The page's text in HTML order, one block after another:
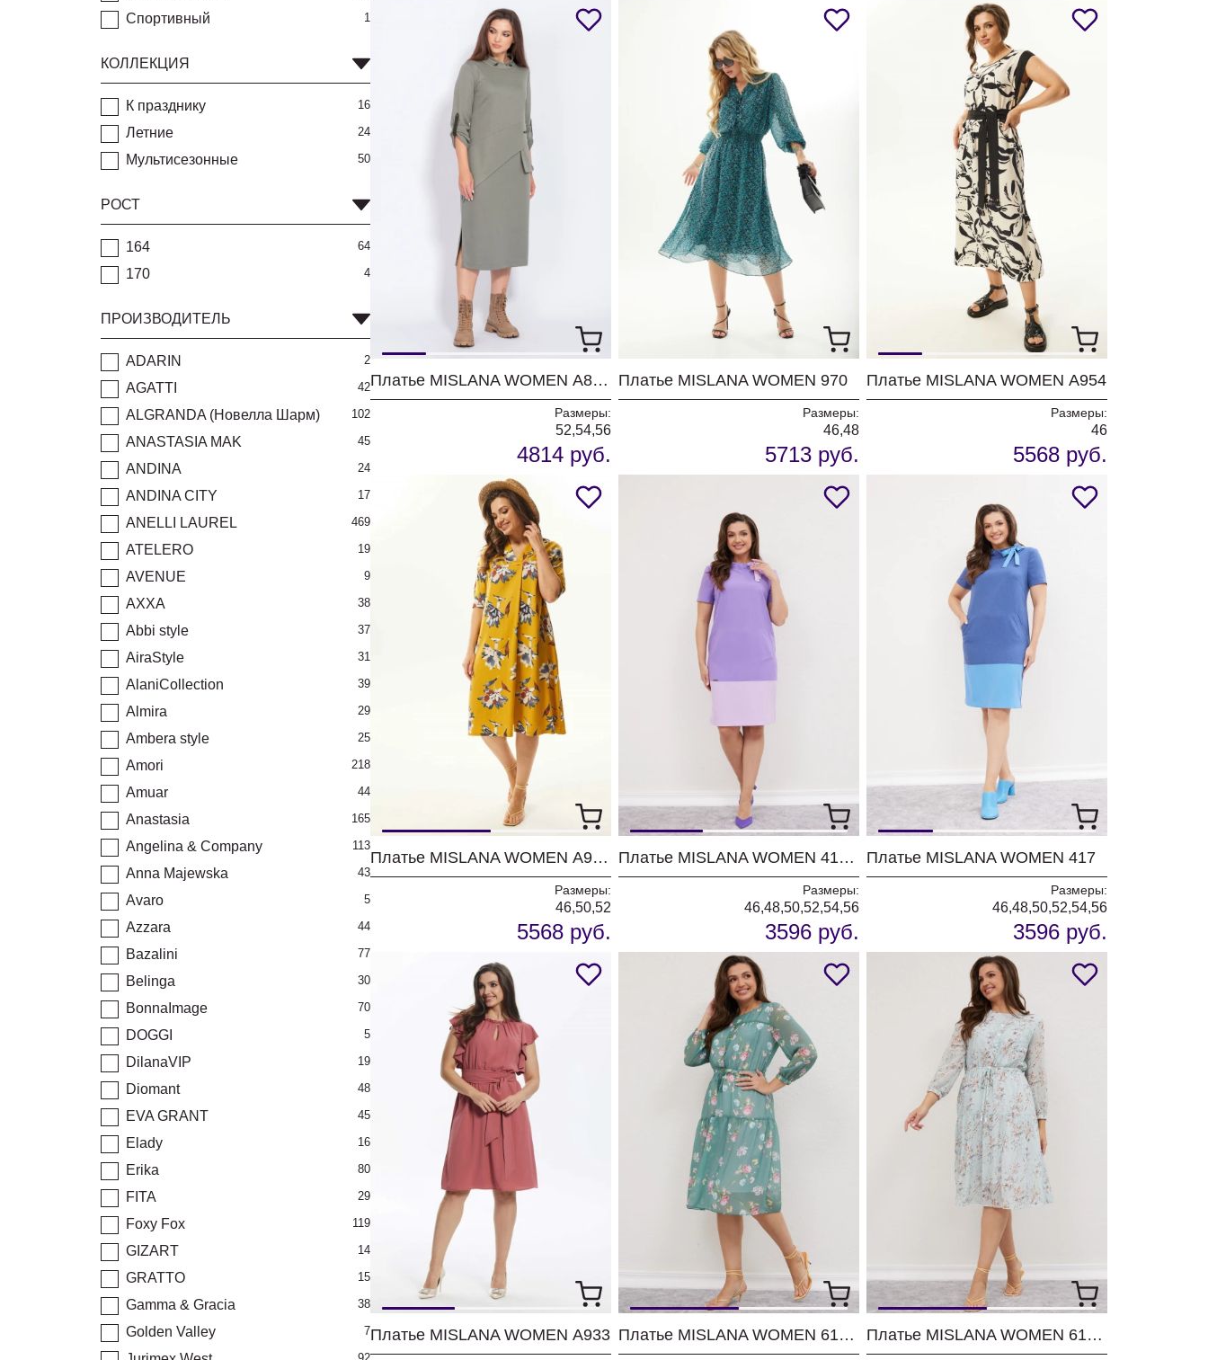
Спортивный 1
КОЛЛЕКЦИЯ
К празднику 16
Летние 24
Мультисезонные 50
РОСТ
164 64
170 4
ПРОИЗВОДИТЕЛЬ
ADARIN 2
AGATTI 42
ALGRANDA (Новелла Шарм) 102
ANASTASIA MAK 45
ANDINA 24
ANDINA CITY 17
ANELLI LAUREL 469
ATELERO 19
AVENUE 9
AXXA 38
Abbi style 37
AiraStyle 31
AlaniCollection 39
Almira 29
Ambera style 25
Amori 218
Amuar 44
Anastasia 165
Angelina & Company 113
Anna Majewska 43
Avaro 5
Azzara 44
Bazalini 77
Belinga 30
BonnaImage 70
DOGGI 5
DilanaVIP 19
Diomant 48
EVA GRANT 45
Elady 16
Erika 80
FITA 29
Foxy Fox 119
GIZART 14
GRATTO 15
Gamma & Gracia 38
Golden Valley 7
Платье MISLANA WOMEN А862 олива
Размеры:
52,54,56
4814 руб.
Платье MISLANA WOMEN 970
Размеры:
46,48
5713 руб.
Платье MISLANA WOMEN А954
Размеры:
46
5568 руб.
Платье MISLANA WOMEN А949/1
Размеры:
46,50,52
5568 руб.
Платье MISLANA WOMEN 417/1
Размеры:
46,48,50,52,54,56
3596 руб.
Платье MISLANA WOMEN 417
Размеры:
46,48,50,52,54,56
3596 руб.
Платье MISLANA WOMEN А933 Платье MISLANA WOMEN 616 светлая бирюза Платье MISLANA WOMEN 616 мята